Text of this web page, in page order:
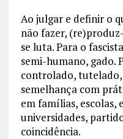
Ao julgar e definir o
não fazer,
se luta. Para o
semi-humano, gado.
controlado,
semelhança com
em famílias, escolas,
universidades,
coincidência.